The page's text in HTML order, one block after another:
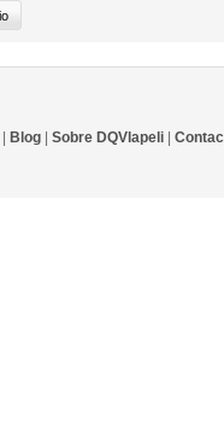
Blog Sobre DQVlapeli